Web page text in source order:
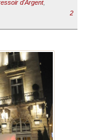
d'Argent,
2